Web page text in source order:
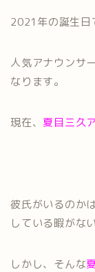
2021年の誕生日
人気アナウンサ
なります。
現在、 夏目三久
彼氏がいるのか
している暇がな
しかし、そんな